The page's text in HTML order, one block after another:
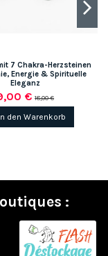
7 Chakra-Herzsteinen
Energie & Spirituelle
Eleganz
€18,00 €
den Warenkorb
: